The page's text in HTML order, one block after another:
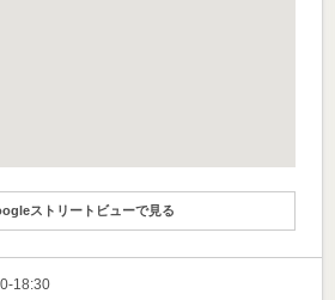
ストリートビューで見る
18:30